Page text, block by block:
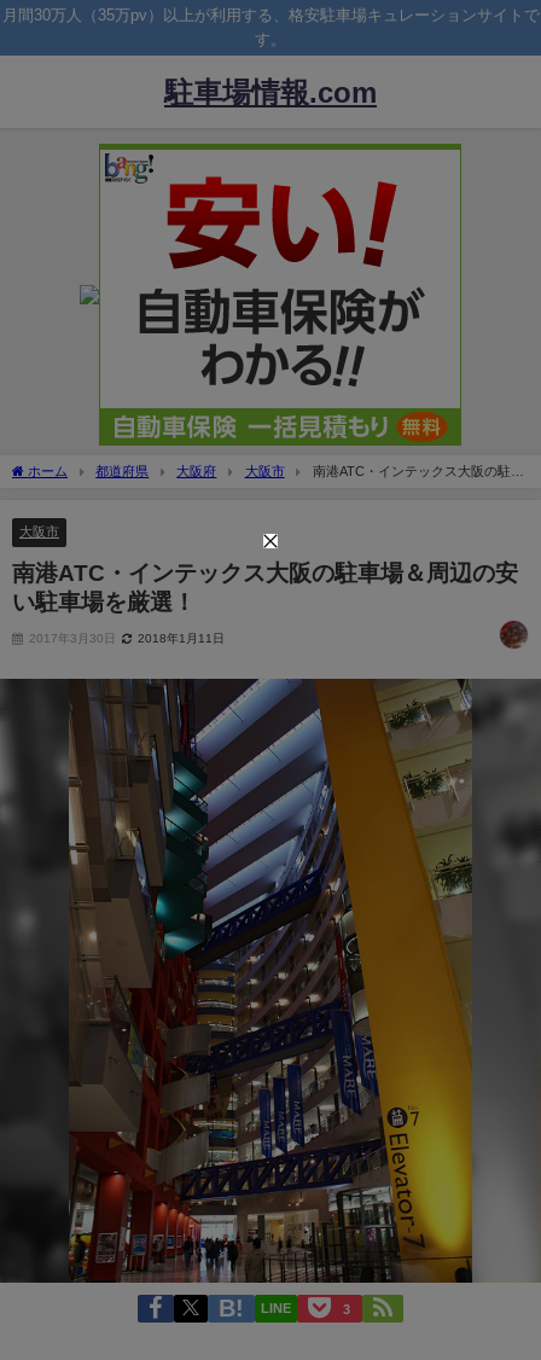
月間30万人（35万pv）以上が利用する、格安駐車場キュレーションサイトで
す。
駐車場情報.com
ホーム 都道府県 大阪府 大阪市
南港ATC・インテックス大阪の駐車
大阪市
南港ATC・インテックス大阪の駐車場＆周辺の安
い駐車場を厳選！
2017年3月30日 2018年1月11日
LINE 3